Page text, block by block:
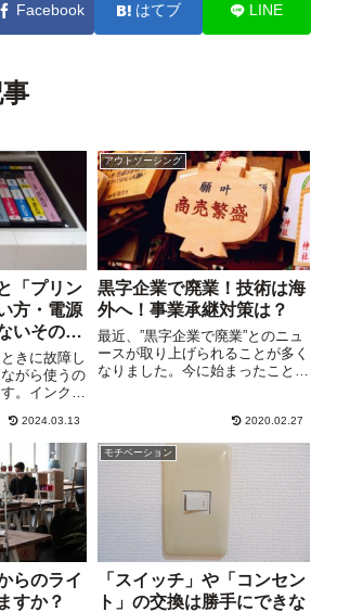
Facebook はてブ LINE
「プリン
方・電源
いその理
きに故障し
がら使うの
。インクに
トと快適に
見つかりま
外と知られ
使い方
2024.03.13
アウトソーシング
黒字企業で廃業！技術は海
外へ！事業承継対策は？
最近、”黒字企業で廃業”とのニュ
ースが取り上げられることが多く
なりました。今に始まったことで
業員をかかえて廃業する企業も。
消費者にとって、中小零細企業の
廃業はあまり関係ない、と思う...
2020.02.27
らのライ
すか？
モチベーション
「スイッチ」や「コンセン
ト」の交換は勝手にできな